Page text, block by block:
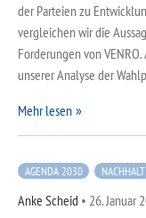
der Parteien zu
vergleichen wir die
Forderungen von
unserer Analyse der
Mehr lesen
AGENDA 2030
Anke Scheid • 26. Januar